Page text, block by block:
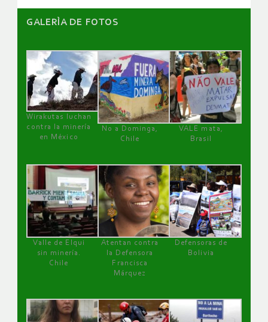
GALERÌA DE FOTOS
Wirakutas luchan
contra la minería
en México
No a Dominga,
Chile
VALE mata,
Brasil
Valle de Elqui
sin minería.
Chile
Atentan contra
la Defensora
Francisca
Márquez
Defensoras de
Bolivia